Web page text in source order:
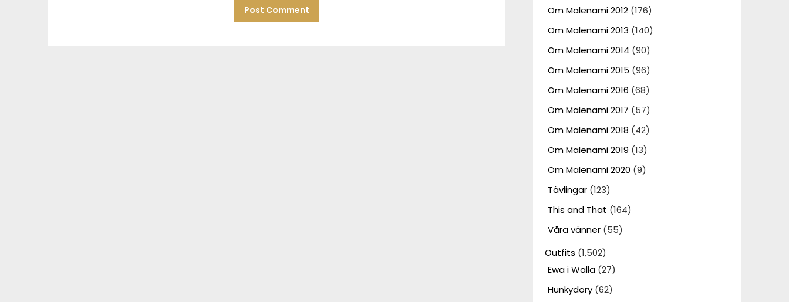
Om Malenami 2012(176)
Om Malenami 2013 (140)
Om Malenami 2014 (90)
Om Malenami 2015 (96)
Om Malenami 2016 (68)
Om Malenami 2017 (57)
Om Malenami 2018 (42)
Om Malenami 2019 (13)
Om Malenami 2020 (9)
Tävlingar(123)
This and That (164)
Våra vänner(55)
Outfits (1,502)
Ewa i Walla(27)
Hunkydory(62)